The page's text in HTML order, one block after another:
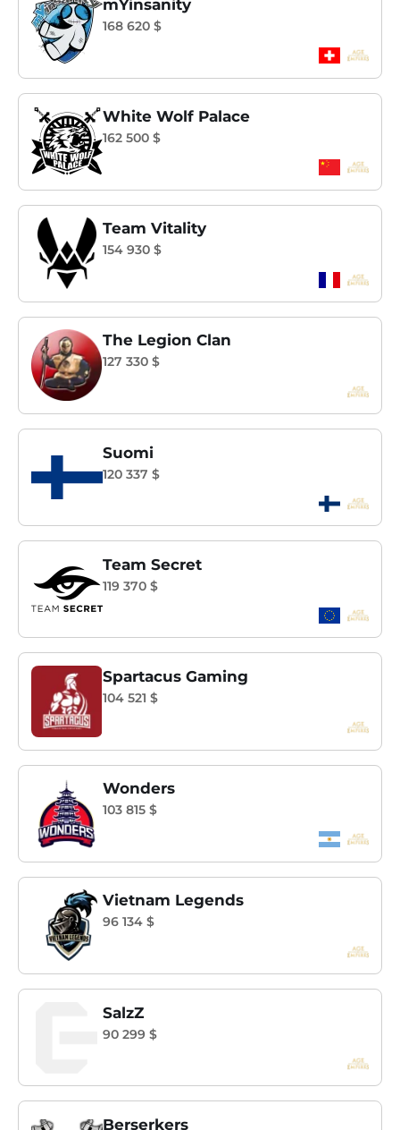
mYinsanity
168 620 $
White Wolf Palace
162 500 $
Team Vitality
154 930 $
The Legion Clan
127 330 $
Suomi
120 337 $
Team Secret
119 370 $
Spartacus Gaming
104 521 $
Wonders
103 815 $
Vietnam Legends
96 134 $
SalzZ
90 299 $
Berserkers